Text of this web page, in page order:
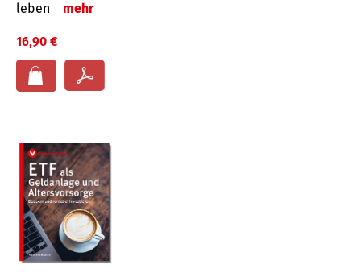
leben
mehr
16,90 €